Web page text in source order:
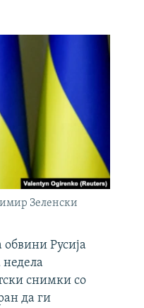
Зеленски
обвини Русија
недела
снимки со
да ги